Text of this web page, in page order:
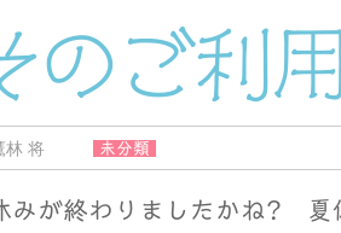
のご利
林 将 未分類
が終わりましたかね? 夏